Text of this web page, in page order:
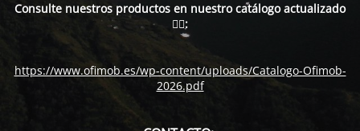
Consulte nuestros productos en nuestro catálogo actualizado
👇🏻:
https://www.ofimob.es/wp-content/uploads/Catalogo-Ofimob-
2026.pdf